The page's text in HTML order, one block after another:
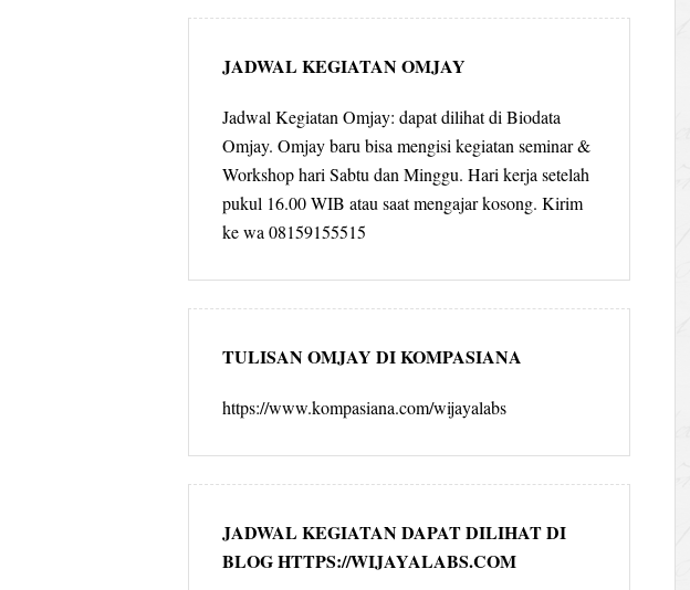
JADWAL KEGIATAN OMJAY
Jadwal Kegiatan Omjay: dapat dilihat di Biodata
Omjay. Omjay baru bisa mengisi kegiatan seminar &
Workshop hari Sabtu dan Minggu. Hari kerja setelah
pukul 16.00 WIB atau saat mengajar kosong. Kirim
ke wa 08159155515
TULISAN OMJAY DI KOMPASIANA
https://www.kompasiana.com/wijayalabs
JADWAL KEGIATAN DAPAT DILIHAT DI
BLOG HTTPS://WIJAYALABS.COM